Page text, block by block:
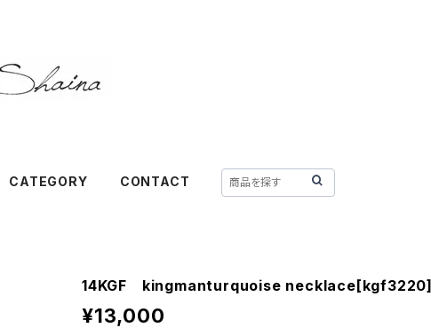
CATEGORY CONTACT
14KGF kingmanturquoise necklace[kgf3220]
¥13,000